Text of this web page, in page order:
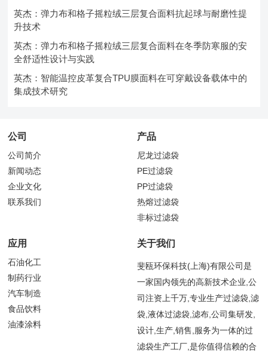
英杰：弹力布和格子摇粒绒三层复合面料抗起球与耐磨性提
升技术
英杰：弹力布和格子摇粒绒三层复合面料在冬季防寒服的安
全舒适性设计与实践
英杰：智能温控皮革复合TPU膜面料在可穿戴设备载体中的
集成技术研究
公司
公司简介
新闻动态
企业文化
联系我们
产品
尼龙过滤袋
PE过滤袋
PP过滤袋
热熔过滤袋
非标过滤袋
应用
石油化工
制药行业
汽车制造
食品饮料
油漆涂料
关于我们
斐瓯环保科技(上海)有限公司是
一家国内领先的高新技术企业,公
司注资上千万,专业生产过滤袋,滤
袋,液体过滤袋,滤布,公司集研发,
设计,生产,销售,服务为一体的过
滤袋生产工厂,是你值得信赖的合